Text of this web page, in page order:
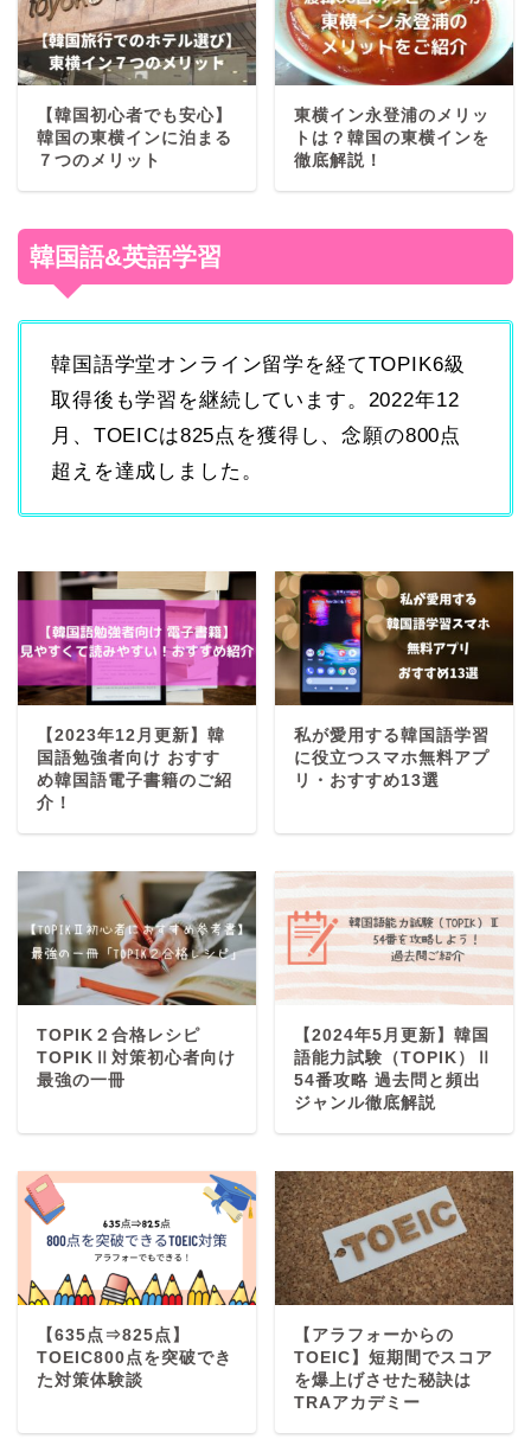
【韓国初心者でも安心】
韓国の東横インに泊まる
７つのメリット
東横イン永登浦のメリッ
トは？韓国の東横インを
徹底解説！
韓国語&英語学習
韓国語学堂オンライン留学を経てTOPIK6級
取得後も学習を継続しています。2022年12
月、TOEICは825点を獲得し、念願の800点
超えを達成しました。
【2023年12月更新】韓
国語勉強者向け おすす
め韓国語電子書籍のご紹
介！
私が愛用する韓国語学習
に役立つスマホ無料アプ
リ・おすすめ13選
TOPIK２合格レシピ
TOPIKⅡ対策初心者向け
最強の一冊
【2024年5月更新】韓国
語能力試験（TOPIK）Ⅱ
54番攻略 過去問と頻出
ジャンル徹底解説
【635点⇒825点】
TOEIC800点を突破でき
た対策体験談
【アラフォーからの
TOEIC】短期間でスコア
を爆上げさせた秘訣は
TRAアカデミー